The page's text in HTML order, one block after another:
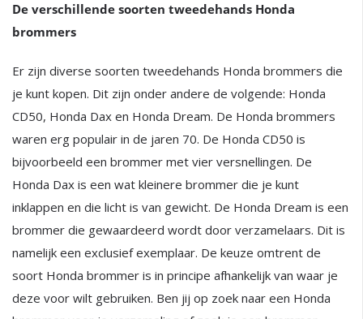
De verschillende soorten tweedehands Honda
brommers
Er zijn diverse soorten tweedehands Honda brommers die
je kunt kopen. Dit zijn onder andere de volgende: Honda
CD50, Honda Dax en Honda Dream. De Honda brommers
waren erg populair in de jaren 70. De Honda CD50 is
bijvoorbeeld een brommer met vier versnellingen. De
Honda Dax is een wat kleinere brommer die je kunt
inklappen en die licht is van gewicht. De Honda Dream is een
brommer die gewaardeerd wordt door verzamelaars. Dit is
namelijk een exclusief exemplaar. De keuze omtrent de
soort Honda brommer is in principe afhankelijk van waar je
deze voor wilt gebruiken. Ben jij op zoek naar een Honda